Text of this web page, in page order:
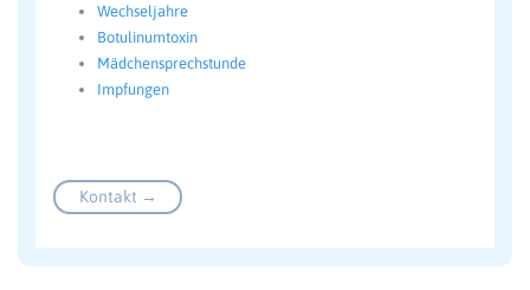
Wechseljahre
Botulinumtoxin
Mädchensprechstunde
Impfungen
Kontakt →